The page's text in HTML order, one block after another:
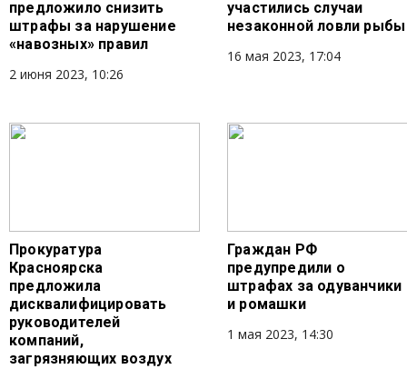
предложило снизить
штрафы за нарушение
«навозных» правил
2 июня 2023, 10:26
участились случаи
незаконной ловли рыбы
16 мая 2023, 17:04
Прокуратура
Красноярска
предложила
дисквалифицировать
руководителей
компаний,
загрязняющих воздух
Граждан РФ
предупредили о
штрафах за одуванчики
и ромашки
1 мая 2023, 14:30